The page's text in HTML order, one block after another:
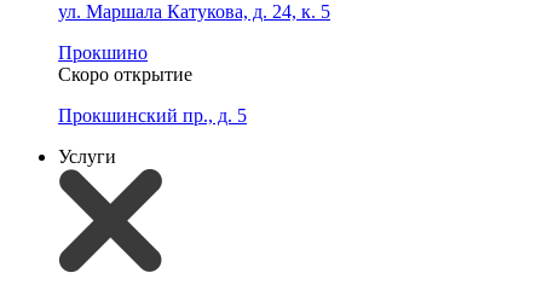
ул. Маршала Катукова, д. 24, к. 5
Прокшино
Скоро открытие
Прокшинский пр., д. 5
Услуги